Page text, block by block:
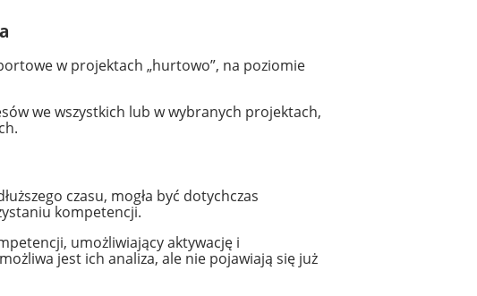
w projektach „hurtowo”, na poziomie
we wszystkich lub w wybranych projektach,
czasu, mogła być dotychczas
kompetencji.
umożliwiający aktywację i
jest ich analiza, ale nie pojawiają się już